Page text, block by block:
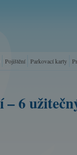
Pojištění Parkovací karty
– 6